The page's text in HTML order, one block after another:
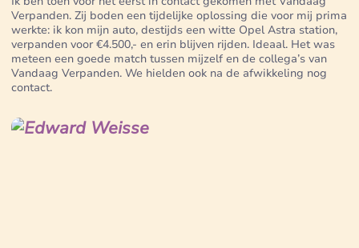
Verpanden. Zij boden een tijdelijke oplossing die voor mij prima
werkte: ik kon mijn auto, destijds een witte Opel Astra station,
verpanden voor €4.500,- en erin blijven rijden. Ideaal. Het was
meteen een goede match tussen mijzelf en de collega’s van
Vandaag Verpanden. We hielden ook na de afwikkeling nog
contact.